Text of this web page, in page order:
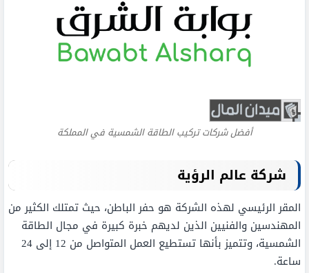
أفضل شركات تركيب الطاقة الشمسية في المملكة
شركة عالم الرؤية
المقر الرئيسي لهذه الشركة هو حفر الباطن، حيث تمتلك الكثير من
المهندسين والفنيين الذين لديهم خبرة كبيرة في مجال الطاقة
الشمسية، وتتميز بأنها تستطيع العمل المتواصل من 12 إلى 24
ساعة.